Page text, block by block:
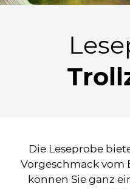
Die Leseprobe
Vorgeschmack vom
können Sie ganz